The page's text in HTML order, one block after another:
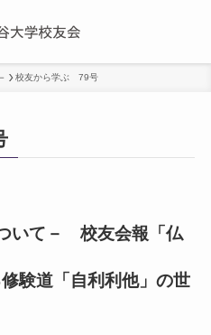
校友から学ぶ 79号
いて－ 校友会報「仏
験道「自利利他」の世